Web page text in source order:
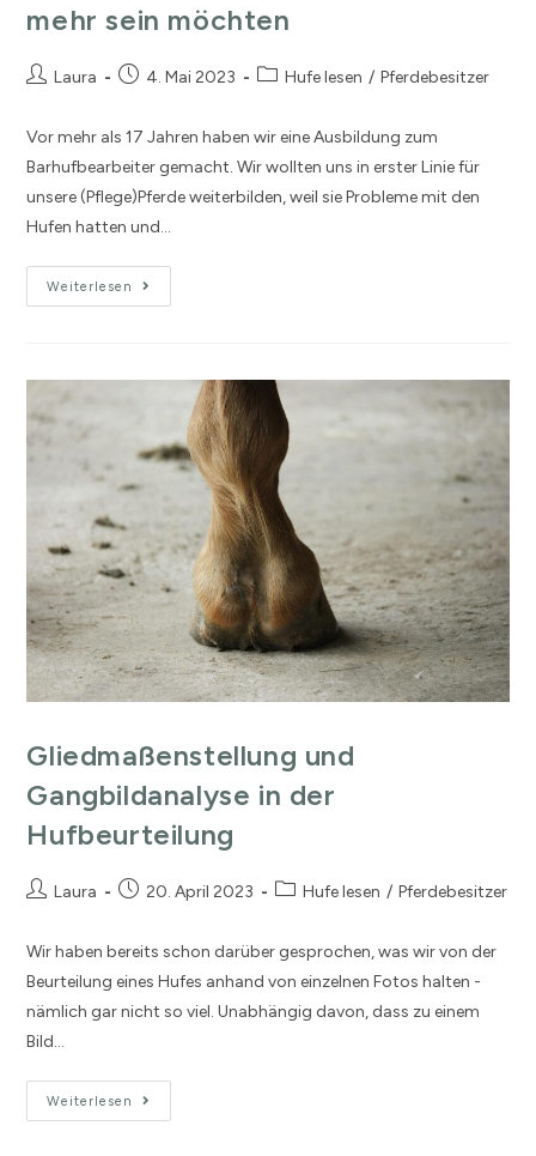
mehr sein möchten
Laura 4. Mai 2023 Hufe lesen / Pferdebesitzer
Vor mehr als 17 Jahren haben wir eine Ausbildung zum
Barhufbearbeiter gemacht. Wir wollten uns in erster Linie für
unsere (Pflege)Pferde weiterbilden, weil sie Probleme mit den
Hufen hatten und…
Weiterlesen
Gliedmaßenstellung und
Gangbildanalyse in der
Hufbeurteilung
Laura 20. April 2023 Hufe lesen / Pferdebesitzer
Wir haben bereits schon darüber gesprochen, was wir von der
Beurteilung eines Hufes anhand von einzelnen Fotos halten -
nämlich gar nicht so viel. Unabhängig davon, dass zu einem
Bild…
Weiterlesen